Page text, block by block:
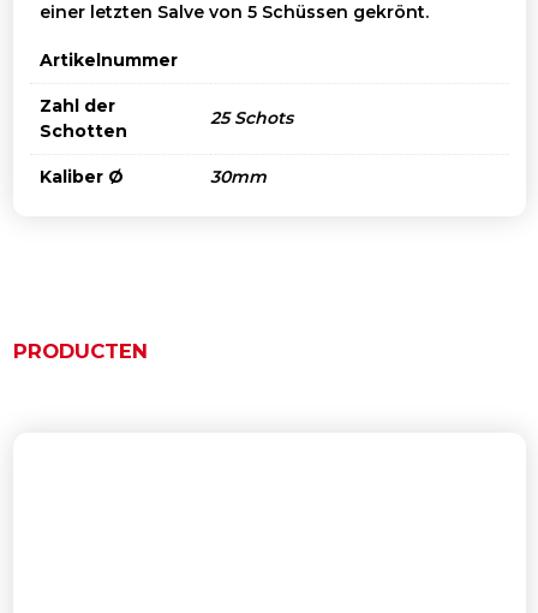
einer letzten Salve von 5 Schüssen gekrönt.
Artikelnummer
Zahl der
Schotten
25 Schots
Kaliber Ø 30mm
PRODUCTEN